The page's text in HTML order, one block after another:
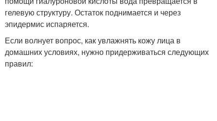
Маска для сухих
кончиков
гелевую структуру. Остаток поднимается и через
эпидермис испаряется.
Если волнует вопрос, как увлажнять кожу лица в
домашних условиях, нужно придерживаться следующих
правил: